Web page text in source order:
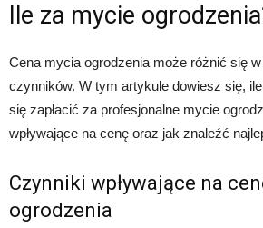
Ile za mycie
Cena mycia ogrodzenia może różnić się
czynników. W tym artykule dowiesz się,
się zapłacić za profesjonalne mycie
wpływające na cenę oraz jak znaleźć
Czynniki wpływające na
ogrodzenia